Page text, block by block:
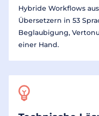
Hybride Workflows
Übersetzern in 53
Beglaubigung,
einer Hand.